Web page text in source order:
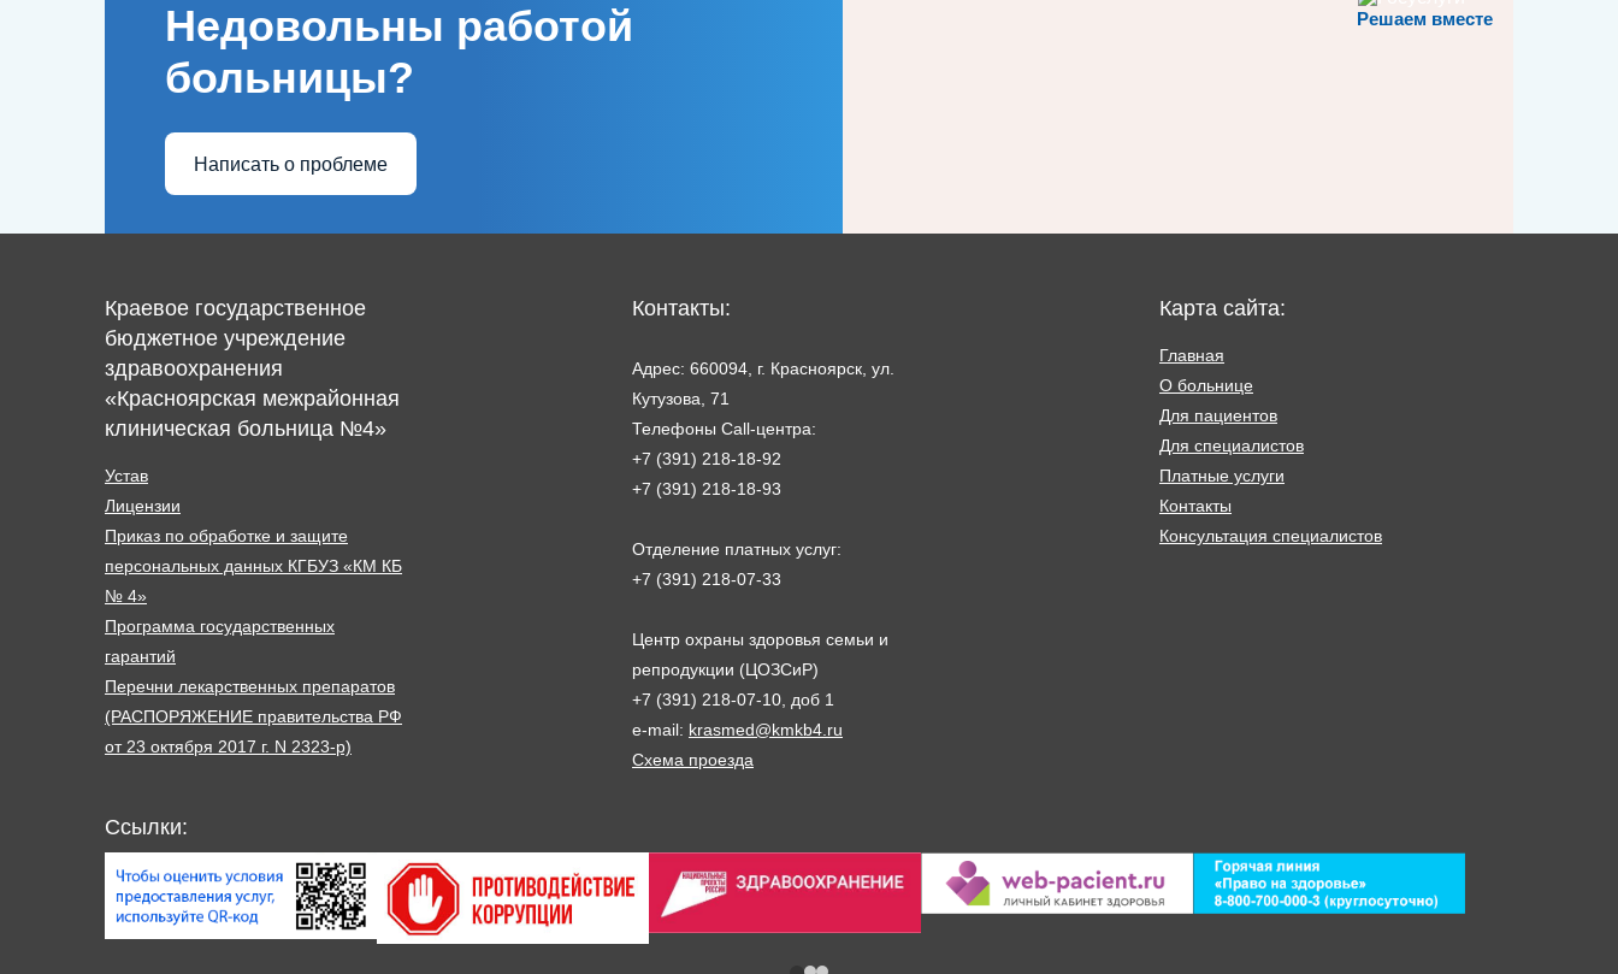
Решаем вместе
Недовольны работой
больницы?
Написать о проблеме
Краевое государственное
бюджетное учреждение
здравоохранения
«Красноярская межрайонная
клиническая больница №4»
Устав
Лицензии
Приказ по обработке и защите
персональных данных КГБУЗ «КМ КБ
№ 4»
Программа государственных
гарантий
Перечни лекарственных препаратов
(РАСПОРЯЖЕНИЕ правительства РФ
от 23 октября 2017 г. N 2323-р)
Контакты:
Адрес: 660094, г. Красноярск, ул.
Кутузова, 71
Телефоны Call-центра:
+7 (391) 218-18-92
+7 (391) 218-18-93
Отделение платных услуг:
+7 (391) 218-07-33
Центр охраны здоровья семьи и
репродукции (ЦОЗСиР)
+7 (391) 218-07-10, доб 1
e-mail: krasmed@kmkb4.ru
Схема проезда
Карта сайта:
Главная
О больнице
Для пациентов
Для специалистов
Платные услуги
Контакты
Консультация специалистов
Ссылки: